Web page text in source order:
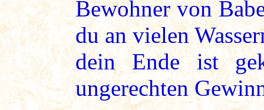
Bewohner von
du an vielen
dein Ende ist
ungerechten